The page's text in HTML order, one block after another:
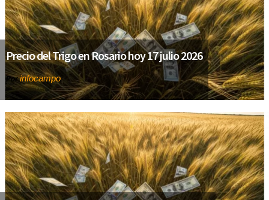
Precio del Trigo en Rosario hoy 17 julio 2026
Porinfocampo